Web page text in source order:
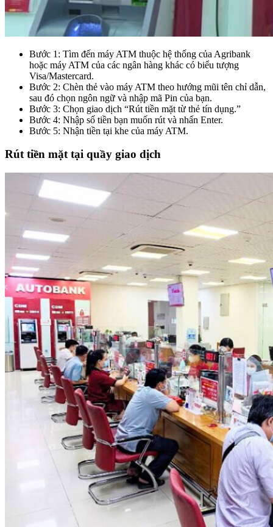
Bước 1: Tìm đến máy ATM thuộc hệ thống của Agribank
hoặc máy ATM của các ngân hàng khác có biểu tượng
Visa/Mastercard.
Bước 2: Chèn thẻ vào máy ATM theo hướng mũi tên chỉ dẫn,
sau đó chọn ngôn ngữ và nhập mã Pin của bạn.
Bước 3: Chọn giao dịch “Rút tiền mặt từ thẻ tín dụng.”
Bước 4: Nhập số tiền bạn muốn rút và nhấn Enter.
Bước 5: Nhận tiền tại khe của máy ATM.
Rút tiền mặt tại quầy giao dịch